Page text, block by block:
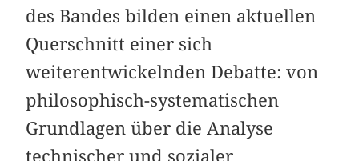
des Bandes bilden einen aktuellen
Querschnitt einer sich
weiterentwickelnden Debatte: von
philosophisch-systematischen
Grundlagen über die Analyse
technischer und sozialer